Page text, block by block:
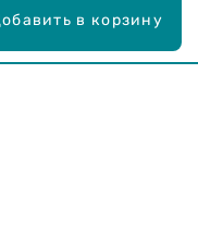
в корзину